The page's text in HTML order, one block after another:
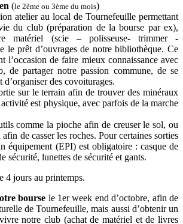
(le 2ème ou 3ème du mois)
atelier au local de Tournefeuille permettant
du club (préparation de la bourse par ex),
matériel (scie – polisseuse- trimmer -
le prêt d’ouvrages de notre bibliothèque. Ce
l’occasion de faire mieux connaissance avec
de partager notre passion commune, de se
d’organiser des covoiturages.
sur le terrain afin de trouver des minéraux
est physique, avec parfois de la marche
comme la pioche afin de creuser le sol, ou
de casser les roches. Pour certaines sorties
équipement (EPI) est obligatoire : casque de
sécurité, lunettes de sécurité et gants.
4 jours au printemps.
bourse le 1er week end d’octobre, afin de
de Tournefeuille, mais aussi d’obtenir un
notre club (achat de matériel et de livres